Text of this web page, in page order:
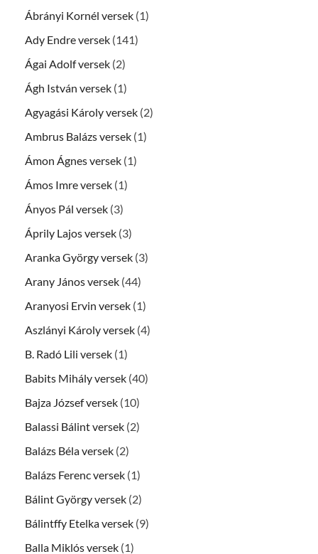
Ábrányi Kornél versek (1)
Ady Endre versek (141)
Ágai Adolf versek (2)
Ágh István versek (1)
Agyagási Károly versek (2)
Ambrus Balázs versek (1)
Ámon Ágnes versek (1)
Ámos Imre versek (1)
Ányos Pál versek (3)
Áprily Lajos versek (3)
Aranka György versek (3)
Arany János versek (44)
Aranyosi Ervin versek (1)
Aszlányi Károly versek (4)
B. Radó Lili versek (1)
Babits Mihály versek (40)
Bajza József versek (10)
Balassi Bálint versek (2)
Balázs Béla versek (2)
Balázs Ferenc versek (1)
Bálint György versek (2)
Bálintffy Etelka versek (9)
Balla Miklós versek (1)